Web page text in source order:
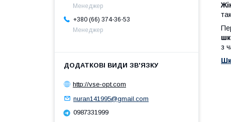
з
Менеджер
+380 (66) 374-36-53
Менеджер
http://vse-opt.com
nuran141995@gmail.com
0987331999